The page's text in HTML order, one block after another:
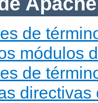
de
módulos
de
directivas